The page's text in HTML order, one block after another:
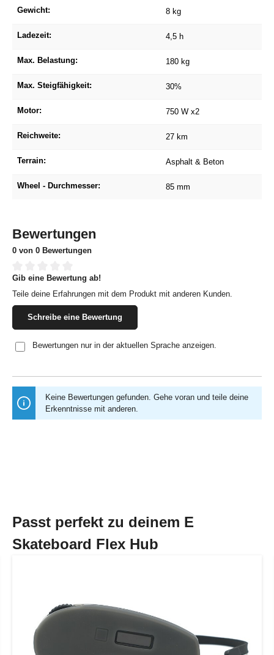
Gewicht: 8 kg
Ladezeit: 4,5 h
Max. Belastung: 180 kg
Max. Steigfähigkeit: 30%
Motor: 750 W x2
Reichweite: 27 km
Terrain: Asphalt & Beton
Wheel - Durchmesser: 85 mm
Bewertungen
0 von 0 Bewertungen
Durchschnittliche Bewertung von 0 von 5 Sternen
Gib eine Bewertung ab!
Teile deine Erfahrungen mit dem Produkt mit anderen Kunden.
Schreibe eine Bewertung
Bewertungen nur in der aktuellen Sprache anzeigen.
Keine Bewertungen gefunden. Gehe voran und teile deine
Erkenntnisse mit anderen.
Passt perfekt zu deinem E
Skateboard Flex Hub